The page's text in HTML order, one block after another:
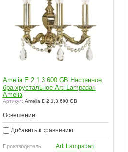
Amelia E 2.1.3.600 GB Настенное
бра хрустальное Arti Lampadari
Amelia
Артикул: Amelia E 2.1.3.600 GB
Освещение
Добавить к сравнению
Производитель Arti Lampadari